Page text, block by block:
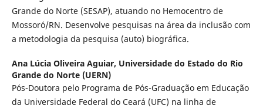
Grande do Norte (SESAP), atuando no Hemocentro de
Mossoró/RN. Desenvolve pesquisas na área da inclusão com
a metodologia da pesquisa (auto) biográfica.
Ana Lúcia Oliveira Aguiar, Universidade do Estado do Rio
Grande do Norte (UERN)
Pós-Doutora pelo Programa de Pós-Graduação em Educação
da Universidade Federal do Ceará (UFC) na linha de